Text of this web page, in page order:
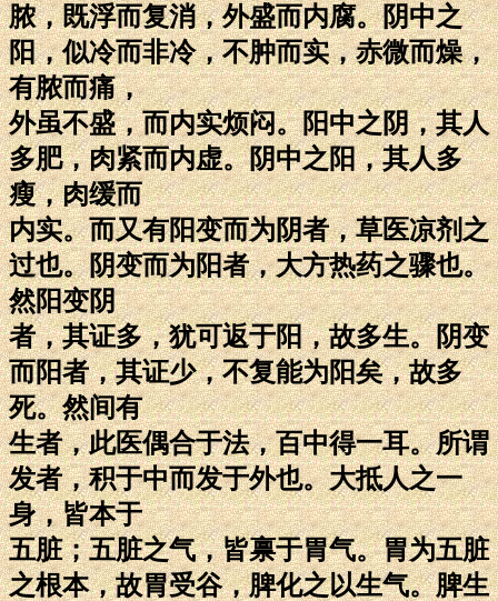
脓，既浮而复消，外盛而内腐。阴中之
阳，似冷而非冷，不肿而实，赤微而燥，
有脓而痛，
外虽不盛，而内实烦闷。阳中之阴，其人
多肥，肉紧而内虚。阴中之阳，其人多
瘦，肉缓而
内实。而又有阳变而为阴者，草医凉剂之
过也。阴变而为阳者，大方热药之骤也。
然阳变阴
者，其证多，犹可返于阳，故多生。阴变
而阳者，其证少，不复能为阳矣，故多
死。然间有
生者，此医偶合于法，百中得一耳。所谓
发者，积于中而发于外也。大抵人之一
身，皆本于
五脏；五脏之气，皆禀于胃气。胃为五脏
之根本，故胃受谷，脾化之以生气。脾生